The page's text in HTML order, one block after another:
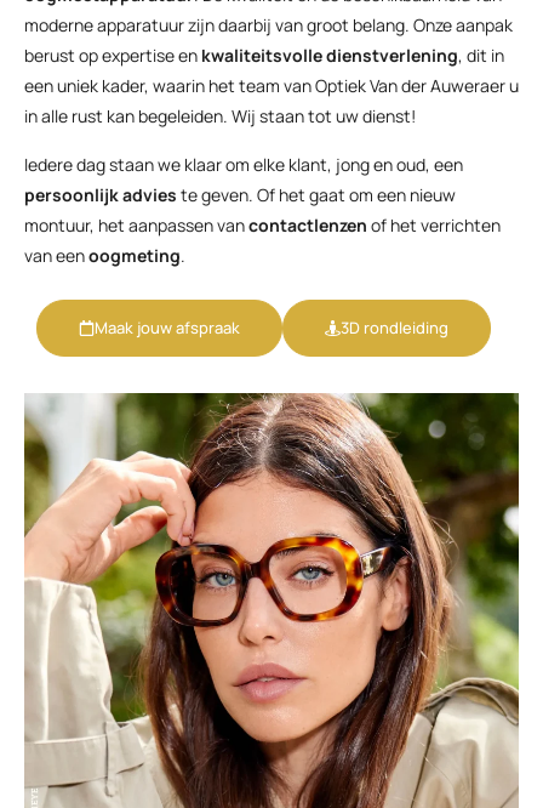
moderne apparatuur zijn daarbij van groot belang. Onze aanpak
berust op expertise en kwaliteitsvolle dienstverlening, dit in
een uniek kader, waarin het team van Optiek Van der Auweraer u
in alle rust kan begeleiden. Wij staan tot uw dienst!
Iedere dag staan we klaar om elke klant, jong en oud, een
persoonlijk advies te geven. Of het gaat om een nieuw
montuur, het aanpassen vancontactlenzen of het verrichten
van eenoogmeting.
Maak jouw afspraak 3D rondleiding